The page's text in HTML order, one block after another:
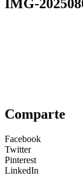
IMG-
Comparte
Facebook
Twitter
Pinterest
LinkedIn